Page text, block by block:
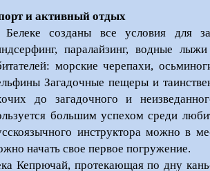
и активный отдых
созданы все условия для
паралайзинг, водные
морские черепахи,
Загадочные пещеры и
до загадочного и
большим успехом среди
инструктора можно в
начать свое первое погружение.
Кепрючай, протекающая по дну